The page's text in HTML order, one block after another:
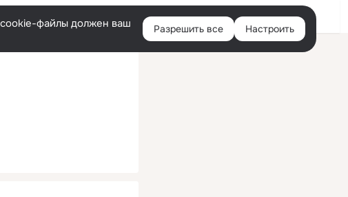
Войти
cookie-файлы должен ваш
Разрешить все Настроить